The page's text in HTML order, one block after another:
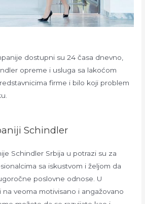
dostupni su 24 časa dnevno,
opreme i usluga sa lakoćom
firme i bilo koji problem
Schindler
Schindler Srbija u potrazi su za
sa iskustvom i željom da
poslovne odnose. U
veoma motivisano i angažovano